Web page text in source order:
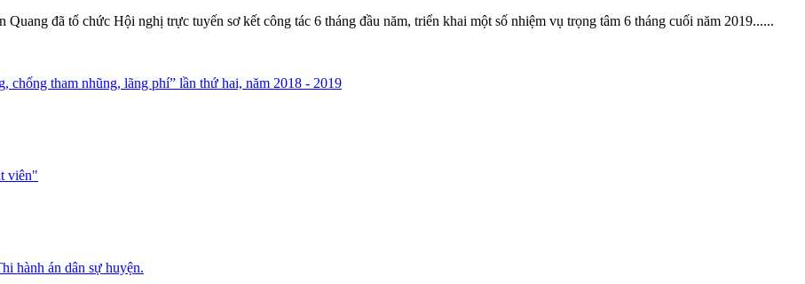
đã tổ chức Hội nghị trực tuyến sơ kết công tác 6 tháng đầu năm, triển khai một số nhiệm vụ trọng tâm 6 tháng cuối năm 2019......
chống tham nhũng, lãng phí” lần thứ hai, năm 2018 - 2019
viên"
hành án dân sự huyện.